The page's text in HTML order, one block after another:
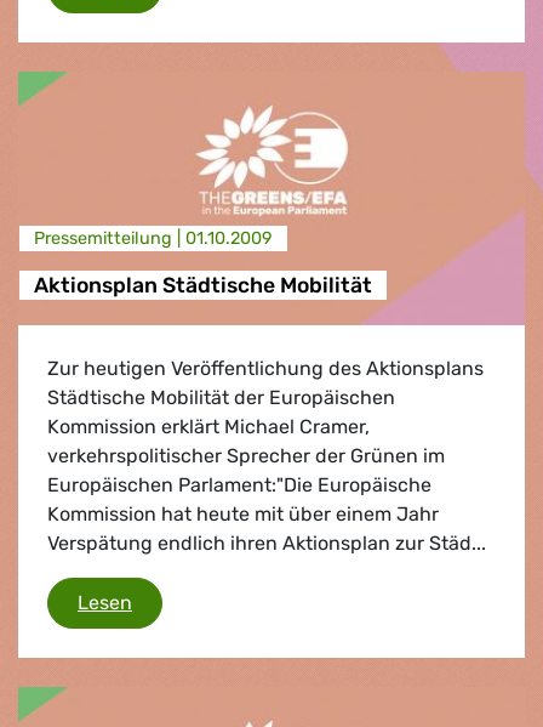
Presse­mitteilung | 01.10.2009
Aktionsplan Städtische Mobilität
Zur heutigen Veröffentlichung des Aktionsplans
Städtische Mobilität der Europäischen
Kommission erklärt Michael Cramer,
verkehrspolitischer Sprecher der Grünen im
Europäischen Parlament:"Die Europäische
Kommission hat heute mit über einem Jahr
Verspätung endlich ihren Aktionsplan zur Städ...
Lesen Aktionsplan Städtische Mobilität